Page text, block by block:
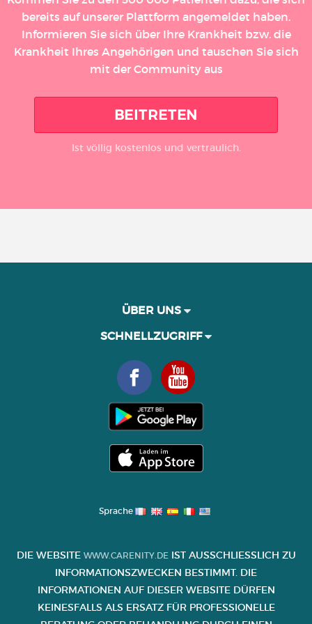
bereits auf unserer Plattform angemeldet haben.
Informieren Sie sich über Ihre Krankheit bzw. die
Krankheit Ihres Angehörigen und tauschen Sie sich
mit der Community aus
BEITRETEN
Ist völlig kostenlos und vertraulich.
ÜBER UNS
SCHNELLZUGRIFF
Sprache
DIE WEBSITE WWW.CARENITY.DEIST AUSSCHLIESSLICH ZU I
NFORMATIONSZWECKEN BESTIMMT. DIE I
NFORMATIONEN AUF DIESER WEBSITE DÜRFEN K
EINESFALLS ALS ERSATZ FÜR PROFESSIONELLE B